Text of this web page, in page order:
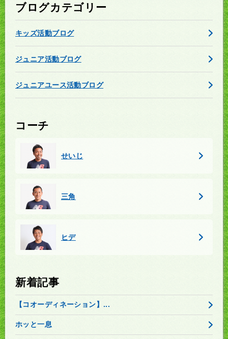
ブログカテゴリー
キッズ活動ブログ
ジュニア活動ブログ
ジュニアユース活動ブログ
コーチ
せいじ
三角
ヒデ
新着記事
【コオーディネーション】...
ホッと一息